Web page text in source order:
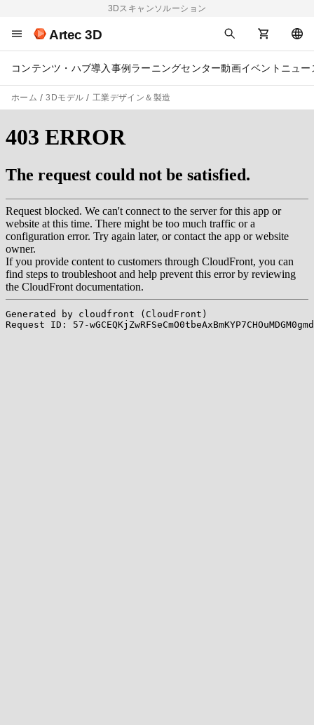
3Dスキャンソルーション
Artec 3D
コンテンツ・ハブ導入事例 ラーニングセンター動画イベント ニュー
ホーム 3Dモデル 工業デザイン＆製造